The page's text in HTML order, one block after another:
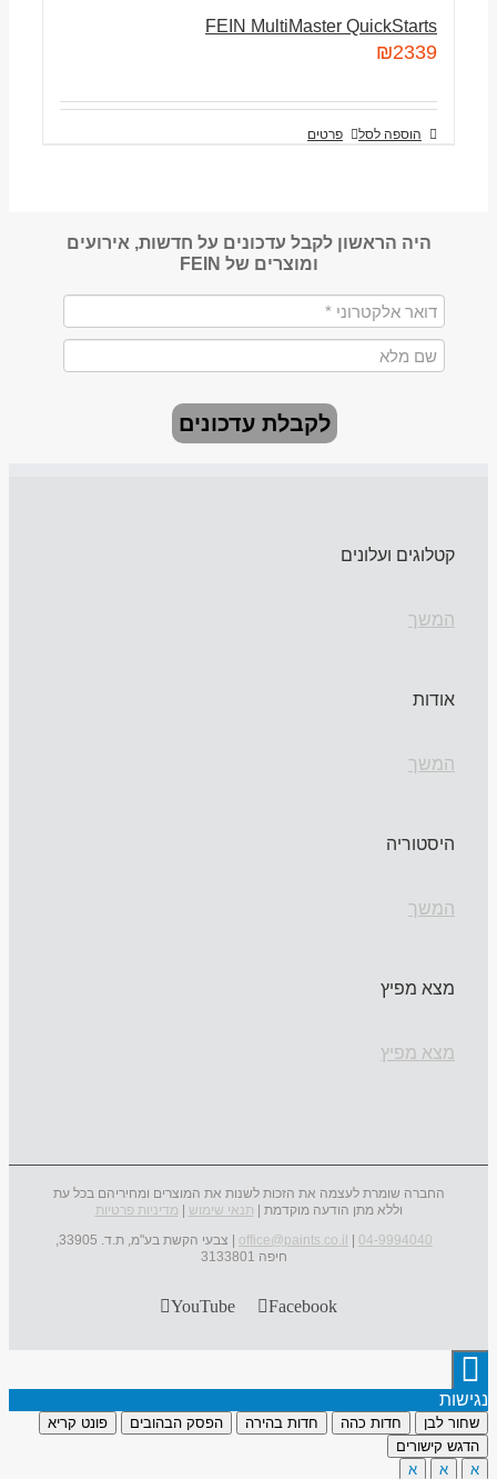
FEIN MultiMaster QuickStarts
₪2339
הוספה לסל פרטים
היה הראשון לקבל עדכונים על חדשות, אירועים
ומוצרים של FEIN
לקבלת עדכונים
קטלוגים ועלונים
המשך
אודות
המשך
היסטוריה
המשך
מצא מפיץ
מצא מפיץ
החברה שומרת לעצמה את הזכות לשנות את המוצרים ומחיריהם בכל עת
וללא מתן הודעה מוקדמת | תנאי שימוש
מדיניות פרטיות
04-9994040
office@paints.co.il
| צבעי הקשת בע"מ, ת.ד. 33905,
חיפה 3133801
Facebook
YouTube
נגישות
שחור לבן חדות כהה חדות בהירה הפסק הבהובים
פונט קריא
הדגש קישורים
א
א א